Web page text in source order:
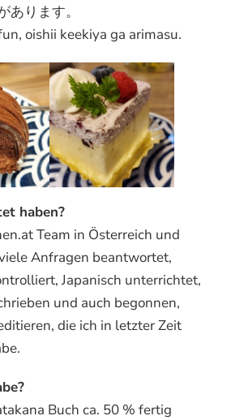
あります。
oishii keekiya ga arimasu.
haben?
Team in Österreich und
Anfragen beantwortet,
Japanisch unterrichtet,
und auch begonnen,
die ich in letzter Zeit
Buch ca. 50 % fertig